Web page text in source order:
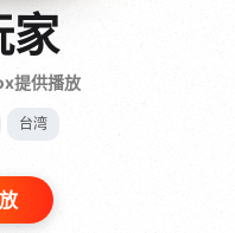
家
提供播放
台湾